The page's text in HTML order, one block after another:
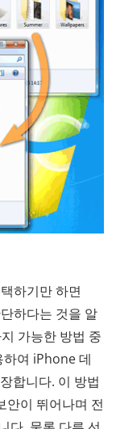
하기만 하면
하다는 것을 알
가능한 방법 중
하여 iPhone 데
합니다. 이 방법
안이 뛰어나며 전